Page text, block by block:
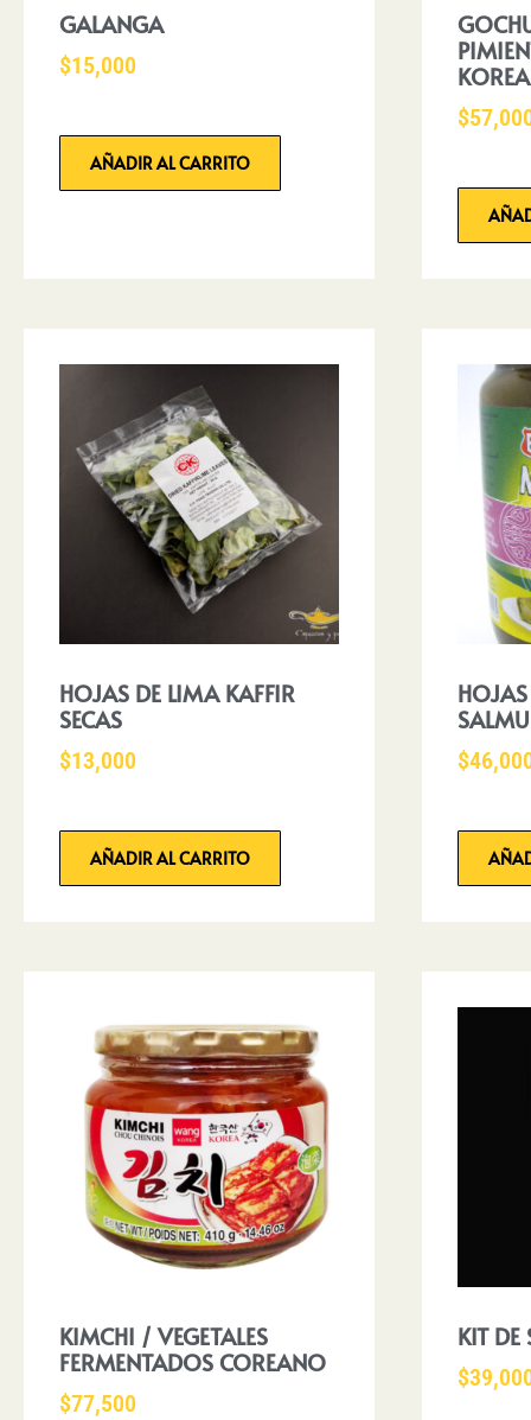
GALANGA
$15,000
AÑADIR AL CARRITO
$
HOJAS DE LIMA KAFFIR
SECAS
$13,000
AÑADIR AL CARRITO
$
KIMCHI / VEGETALES
FERMENTADOS COREANO
$77,500
KIT DE
$